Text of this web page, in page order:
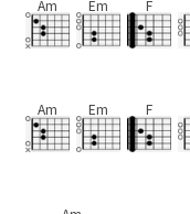
Am Em F
Am Em F